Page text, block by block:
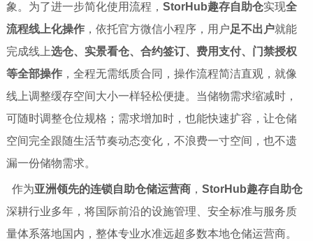
象。为了进一步简化使用流程， StorHub趣存自助仓实现全
流程线上化操作，依托官方微信小程序，用户足不出户就能
完成线上选仓、实景看仓、合约签订、费用支付、门禁授权
等全部操作，全程无需纸质合同，操作流程简洁直观，就像
线上调整缓存空间大小一样轻松便捷。当储物需求缩减时，
可随时调整仓位规格；需求增加时，也能快速扩容，让仓储
空间完全跟随生活节奏动态变化，不浪费一寸空间，也不遗
漏一份储物需求。
作为亚洲领先的连锁自助仓储运营商 ， StorHub趣存自助仓
深耕行业多年，将国际前沿的设施管理、安全标准与服务质
量体系落地国内，整体专业水准远超多数本地仓储运营商。